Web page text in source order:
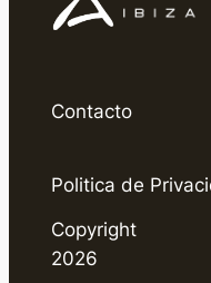
Contacto
Politica de
Copyright
2026